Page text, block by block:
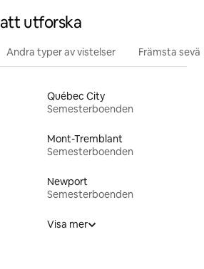
utforska
Andra typer av vistelser Främsta
Québec City
Semesterboenden
Mont-Tremblant
Semesterboenden
Newport
Semesterboenden
Visa mer